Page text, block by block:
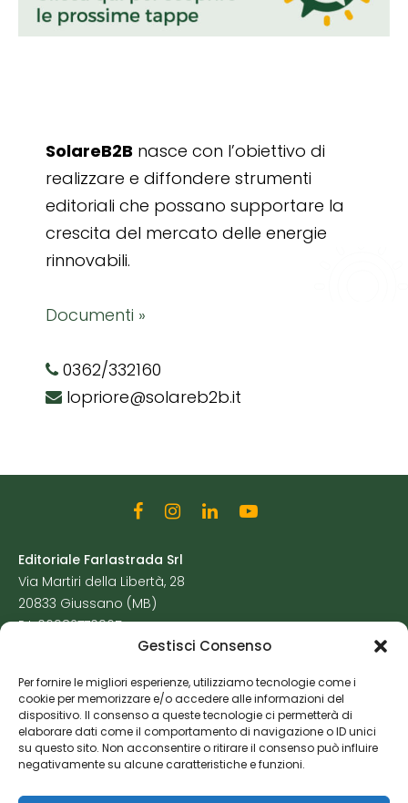
Gestisci Consenso
Per fornire le migliori esperienze, utilizziamo tecnologie come i
cookie per memorizzare e/o accedere alle informazioni del
dispositivo. Il consenso a queste tecnologie ci permetterà di
elaborare dati come il comportamento di navigazione o ID unici
su questo sito. Non acconsentire o ritirare il consenso può influire
negativamente su alcune caratteristiche e funzioni.
SolareB2B nasce con l’obiettivo di
realizzare e diffondere strumenti
editoriali che possano supportare la
crescita del mercato delle energie
rinnovabili.
Documenti »
0362/332160
lopriore@solareb2b.it
Editoriale Farlastrada Srl
Via Martiri della Libertà, 28
20833 Giussano (MB)
P.I. 06982770965
Cookie Policy
Risorse Aggiuntive